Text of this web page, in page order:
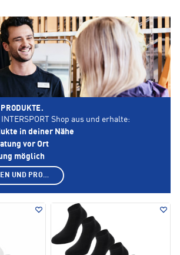
Shop aus und erhalte:
in deiner Nähe
vor Ort
möglich
SHOP AUSWÄHLEN UND PRODUKTE ANZEIGEN